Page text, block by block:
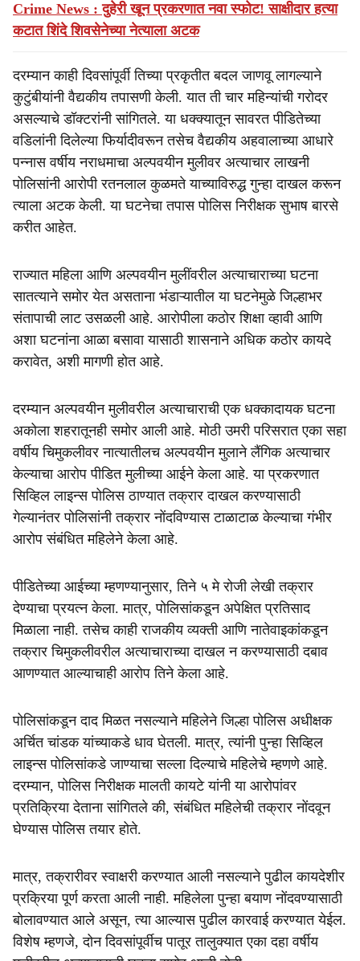
Crime News : दुहेरी खून प्रकरणात नवा स्फोट! साक्षीदार हत्या
कटात शिंदे शिवसेनेच्या नेत्याला अटक
दरम्यान काही दिवसांपूर्वी तिच्या प्रकृतीत बदल जाणवू लागल्याने
कुटुंबीयांनी वैद्यकीय तपासणी केली. यात ती चार महिन्यांची गरोदर
असल्याचे डॉक्टरांनी सांगितले. या धक्क्यातून सावरत पीडितेच्या
वडिलांनी दिलेल्या फिर्यादीवरून तसेच वैद्यकीय अहवालाच्या आधारे
पन्नास वर्षीय नराधमाचा अल्पवयीन मुलीवर अत्याचार लाखनी
पोलिसांनी आरोपी रतनलाल कुळमते याच्याविरुद्ध गुन्हा दाखल करून
त्याला अटक केली. या घटनेचा तपास पोलिस निरीक्षक सुभाष बारसे
करीत आहेत.
राज्यात महिला आणि अल्पवयीन मुलींवरील अत्याचाराच्या घटना
सातत्याने समोर येत असताना भंडाऱ्यातील या घटनेमुळे जिल्हाभर
संतापाची लाट उसळली आहे. आरोपीला कठोर शिक्षा व्हावी आणि
अशा घटनांना आळा बसावा यासाठी शासनाने अधिक कठोर कायदे
करावेत, अशी मागणी होत आहे.
दरम्यान अल्पवयीन मुलीवरील अत्याचाराची एक धक्कादायक घटना
अकोला शहरातूनही समोर आली आहे. मोठी उमरी परिसरात एका सहा
वर्षीय चिमुकलीवर नात्यातीलच अल्पवयीन मुलाने लैंगिक अत्याचार
केल्याचा आरोप पीडित मुलीच्या आईने केला आहे. या प्रकरणात
सिव्हिल लाइन्स पोलिस ठाण्यात तक्रार दाखल करण्यासाठी
गेल्यानंतर पोलिसांनी तक्रार नोंदविण्यास टाळाटाळ केल्याचा गंभीर
आरोप संबंधित महिलेने केला आहे.
पीडितेच्या आईच्या म्हणण्यानुसार, तिने ५ मे रोजी लेखी तक्रार
देण्याचा प्रयत्न केला. मात्र, पोलिसांकडून अपेक्षित प्रतिसाद
मिळाला नाही. तसेच काही राजकीय व्यक्ती आणि नातेवाइकांकडून
तक्रार चिमुकलीवरील अत्याचाराच्या दाखल न करण्यासाठी दबाव
आणण्यात आल्याचाही आरोप तिने केला आहे.
पोलिसांकडून दाद मिळत नसल्याने महिलेने जिल्हा पोलिस अधीक्षक
अर्चित चांडक यांच्याकडे धाव घेतली. मात्र, त्यांनी पुन्हा सिव्हिल
लाइन्स पोलिसांकडे जाण्याचा सल्ला दिल्याचे महिलेचे म्हणणे आहे.
दरम्यान, पोलिस निरीक्षक मालती कायटे यांनी या आरोपांवर
प्रतिक्रिया देताना सांगितले की, संबंधित महिलेची तक्रार नोंदवून
घेण्यास पोलिस तयार होते.
मात्र, तक्रारीवर स्वाक्षरी करण्यात आली नसल्याने पुढील कायदेशीर
प्रक्रिया पूर्ण करता आली नाही. महिलेला पुन्हा बयाण नोंदवण्यासाठी
बोलावण्यात आले असून, त्या आल्यास पुढील कारवाई करण्यात येईल.
विशेष म्हणजे, दोन दिवसांपूर्वीच पातूर तालुक्यात एका दहा वर्षीय